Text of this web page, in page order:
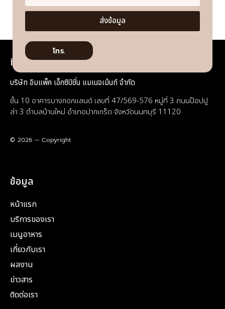
ส่งข้อมูล
โทร.
ที่อยู่
บริษัท อิมแพ็ค เอ็กซิบิชั่น แมเนจเม้นท์ จำกัด
ชั้น 10 อาคารบางกอกแลนด์ เลขที่ 47/569-576 หมู่ที่ 3 ถนนป๊อปปู
ล่า 3 ตำบลบ้านใหม่ อำเภอปากเกร็ด จังหวัดนนทบุรี 11120
© 2026 — Copyright
ข้อมูล
หน้าแรก
บริการของเรา
เมนูอาหาร
เกี่ยวกับเรา
ผลงาน
ข่าวสาร
ติดต่อเรา